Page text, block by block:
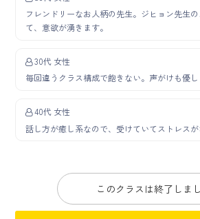
フレンドリーなお人柄の先生。ジヒョン先生
て、意欲が湧きます。
30代 女性
毎回違うクラス構成で飽きない。声がけも優し
40代 女性
話し方が癒し系なので、受けていてストレスが
このクラスは終了しま